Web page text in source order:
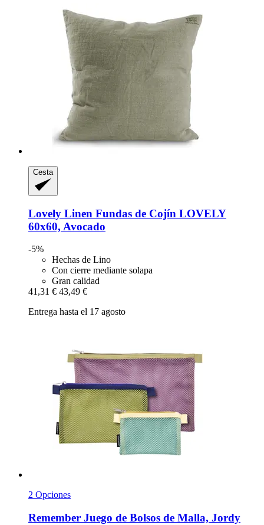
Cesta
Lovely Linen Fundas de Cojín LOVELY
60x60, Avocado
-5%
Hechas de Lino
Con cierre mediante solapa
Gran calidad
41,31 € 43,49 €
Entrega hasta el 17 agosto
2 Opciones
Remember Juego de Bolsos de Malla, Jordy